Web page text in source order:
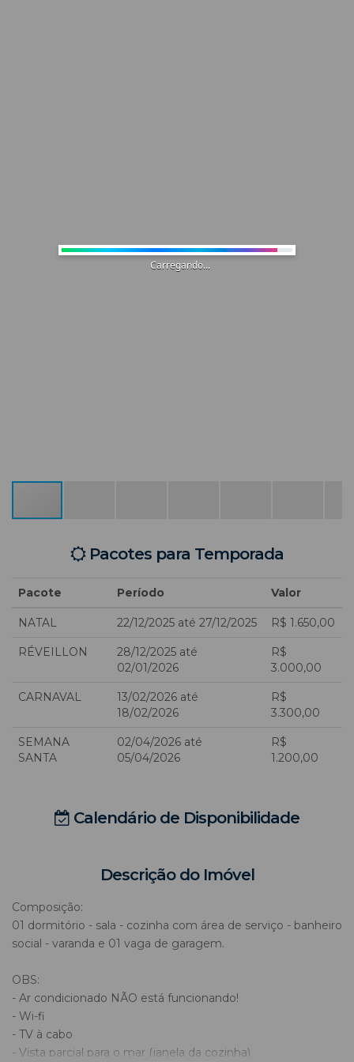
Pacotes para Temporada
Pacote Período Valor
NATAL 22/12/2025 até 27/12/2025 R$ 1.650,00
RÉVEILLON
28/12/2025 até
02/01/2026
R$
3.000,00
CARNAVAL
13/02/2026 até
18/02/2026
R$
3.300,00
SEMANA
SANTA
02/04/2026 até
05/04/2026
R$
1.200,00
Calendário de Disponibilidade
Descrição do Imóvel
Composição:
01 dormitório - sala - cozinha com área de serviço - banheiro
social - varanda e 01 vaga de garagem.
OBS:
- Ar condicionado NÃO está funcionando!
- Wi-fi
- TV à cabo
- Vista parcial para o mar (janela da cozinha)
Carregando...